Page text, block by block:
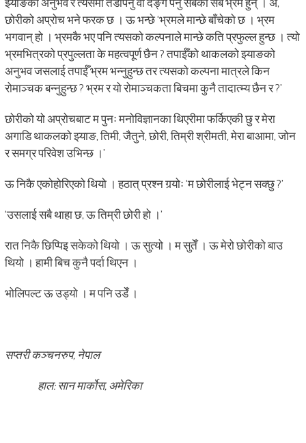
छोरीको अप्रोच भने फरक छ । ऊ भन्छे ‘भ्रमले मान्छे बाँचेको छ । भ्रम
भगवान् हो । भ्रमकै भए पनि त्यसको कल्पनाले मान्छे कति प्रफुल्ल हुन्छ । त्यो
भ्रमभित्रको प्रपुल्लता के महत्वपूर्ण छैन ? तपाईँको थाकलको झ्याङको
अनुभव जसलाई तपाईँ भ्रम भन्नुहुन्छ तर त्यसको कल्पना मात्रले किन
रोमाञ्चक बन्नुहुन्छ ? भ्रम र यो रोमाञ्चकता बिचमा कुनै तादात्म्य छैन र ?’
छोरीको यो अप्रोचबाट म पुनः मनोविज्ञानका थिएरीमा फर्किएकी छु र मेरा
अगाडि थाकलको झ्याङ, तिमी, जैतुने, छोरी, तिम्री श्रीमती, मेरा बाआमा, जोन
र समग्र परिवेश उभिन्छ ।’
ऊ निकै एकोहोरिएको थियो । हठात् प्रश्न गर्‍योः ‘म छोरीलाई भेट्न सक्छु ?’
‘उसलाई सबै थाहा छ, ऊ तिम्री छोरी हो ।’
रात निकै छिप्पिइ सकेको थियो । ऊ सुत्यो । म सुतेँ । ऊ मेरो छोरीको बाउ
थियो । हामी बिच कुनै पर्दा थिएन ।
भोलिपल्ट ऊ उड्यो । म पनि उडेँ ।
सप्तरी कञ्चनरुप, नेपाल
हाल: सान मार्कोस, अमेरिका